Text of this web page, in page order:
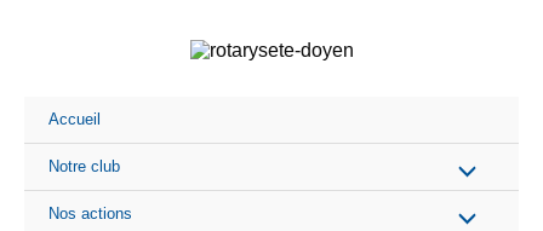
Accueil
Notre club
Nos actions